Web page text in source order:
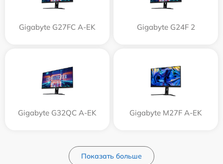
Gigabyte G27FC A-EK Gigabyte G24F 2
Gigabyte G32QC A-EK Gigabyte M27F A-EK
Показать больше